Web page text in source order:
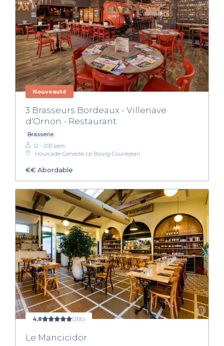
Nouveauté
3 Brasseurs Bordeaux - Villenave
d'Ornon - Restaurant
Brasserie
12 - 200 pers.
Hourcade-Geneste-Le Bourg-Courrejean
€€ Abordable
4,8 (266)
Le Mancicidor